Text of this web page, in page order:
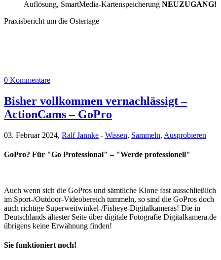
Auflösung, SmartMedia-Kartenspeicherung NEUZUGANG!
Praxisbericht um die Ostertage
0 Kommentare
Bisher vollkommen vernachlässigt –
ActionCams – GoPro
03. Februar 2024, Ralf Jannke - Wissen, Sammeln, Ausprobieren
GoPro? Für "Go Professional" – "Werde professionell"
Auch wenn sich die GoPros und sämtliche Klone fast ausschließlich
im Sport-/Outdoor-Videobereich tummeln, so sind die GoPros doch
auch richtige Superweitwinkel-/Fisheye-Digitalkameras! Die in
Deutschlands ältester Seite über digitale Fotografie Digitalkamera.de
übrigens keine Erwähnung finden!
Sie funktioniert noch!